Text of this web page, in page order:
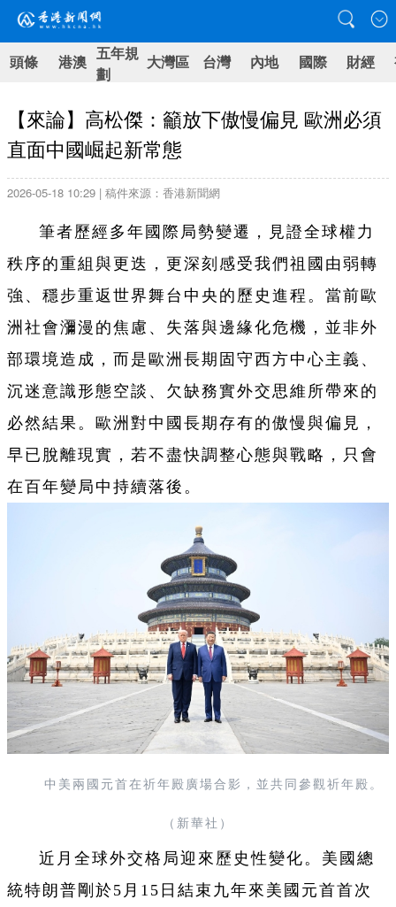
頭條 港澳 五年規
劃
大灣區 台灣 內地 國際 財經
【來論】高松傑：籲放下傲慢偏見 歐洲必須
直面中國崛起新常態
2026-05-18 10:29 | 稿件來源：香港新聞網
筆者歷經多年國際局勢變遷，見證全球權力
秩序的重組與更迭，更深刻感受我們祖國由弱轉
強、穩步重返世界舞台中央的歷史進程。當前歐
洲社會瀰漫的焦慮、失落與邊緣化危機，並非外
部環境造成，而是歐洲長期固守西方中心主義、
沉迷意識形態空談、欠缺務實外交思維所帶來的
必然結果。歐洲對中國長期存有的傲慢與偏見，
早已脫離現實，若不盡快調整心態與戰略，只會
在百年變局中持續落後。
中美兩國元首在祈年殿廣場合影，並共同參觀祈年殿。
（新華社）
近月全球外交格局迎來歷史性變化。美國總
統特朗普剛於5月15日結束九年來美國元首首次